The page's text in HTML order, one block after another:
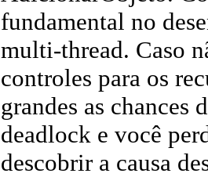
fundamental no
multi-thread. Caso
controles para os
grandes as chances
deadlock e você
descobrir a causa